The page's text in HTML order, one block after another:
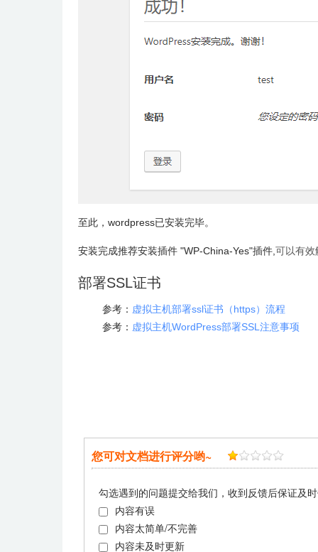
至此，wordpress已安装完毕。
安装完成推荐安装插件 "WP-China-Yes"插件,可以有效
部署SSL证书
参考： 虚拟主机部署ssl证书（https）流程
参考： 虚拟主机WordPress部署SSL注意事项
您可对文档进行评分哟~
勾选遇到的问题提交给我们，收到反馈后保证及
内容有误
内容太简单/不完善
内容未及时更新